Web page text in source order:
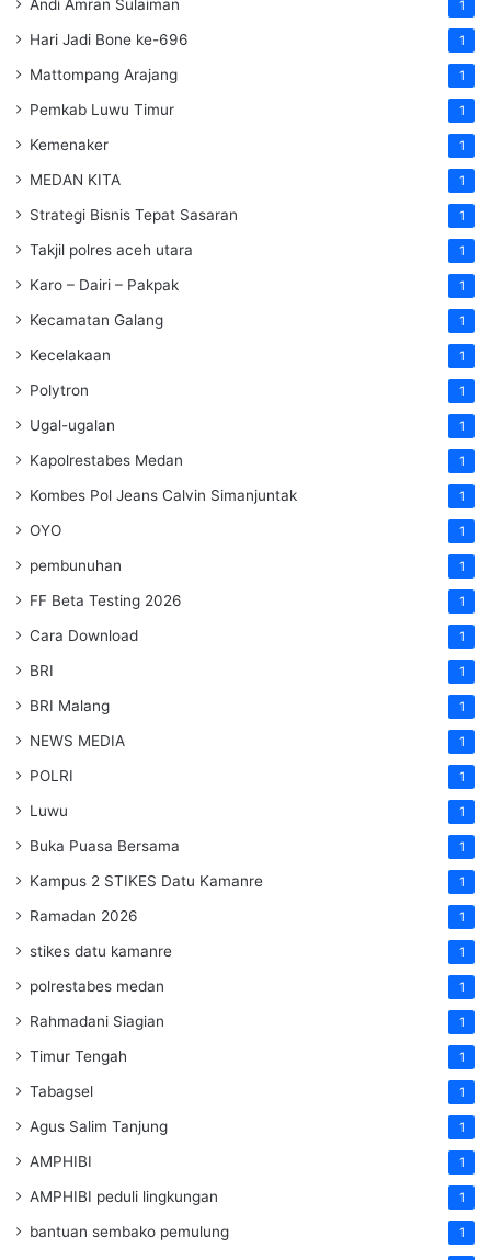
Andi Amran Sulaiman 1
Hari Jadi Bone ke-696 1
Mattompang Arajang 1
Pemkab Luwu Timur 1
Kemenaker 1
MEDAN KITA 1
Strategi Bisnis Tepat Sasaran 1
Takjil polres aceh utara 1
Karo – Dairi – Pakpak 1
Kecamatan Galang 1
Kecelakaan 1
Polytron 1
Ugal-ugalan 1
Kapolrestabes Medan 1
Kombes Pol Jeans Calvin Simanjuntak 1
OYO 1
pembunuhan 1
FF Beta Testing 2026 1
Cara Download 1
BRI 1
BRI Malang 1
NEWS MEDIA 1
POLRI 1
Luwu 1
Buka Puasa Bersama 1
Kampus 2 STIKES Datu Kamanre 1
Ramadan 2026 1
stikes datu kamanre 1
polrestabes medan 1
Rahmadani Siagian 1
Timur Tengah 1
Tabagsel 1
Agus Salim Tanjung 1
AMPHIBI 1
AMPHIBI peduli lingkungan 1
bantuan sembako pemulung 1